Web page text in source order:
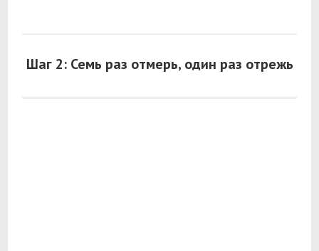
Шаг 2: Семь раз отмерь, один раз отрежь